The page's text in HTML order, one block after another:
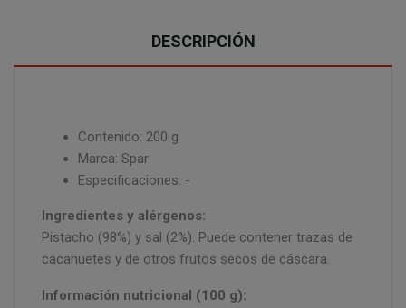
DESCRIPCIÓN
Contenido: 200 g
Marca: Spar
Especificaciones: -
Ingredientes y alérgenos:
Pistacho (98%) y sal (2%). Puede contener trazas de
cacahuetes y de otros frutos secos de cáscara.
Información nutricional (100 g):